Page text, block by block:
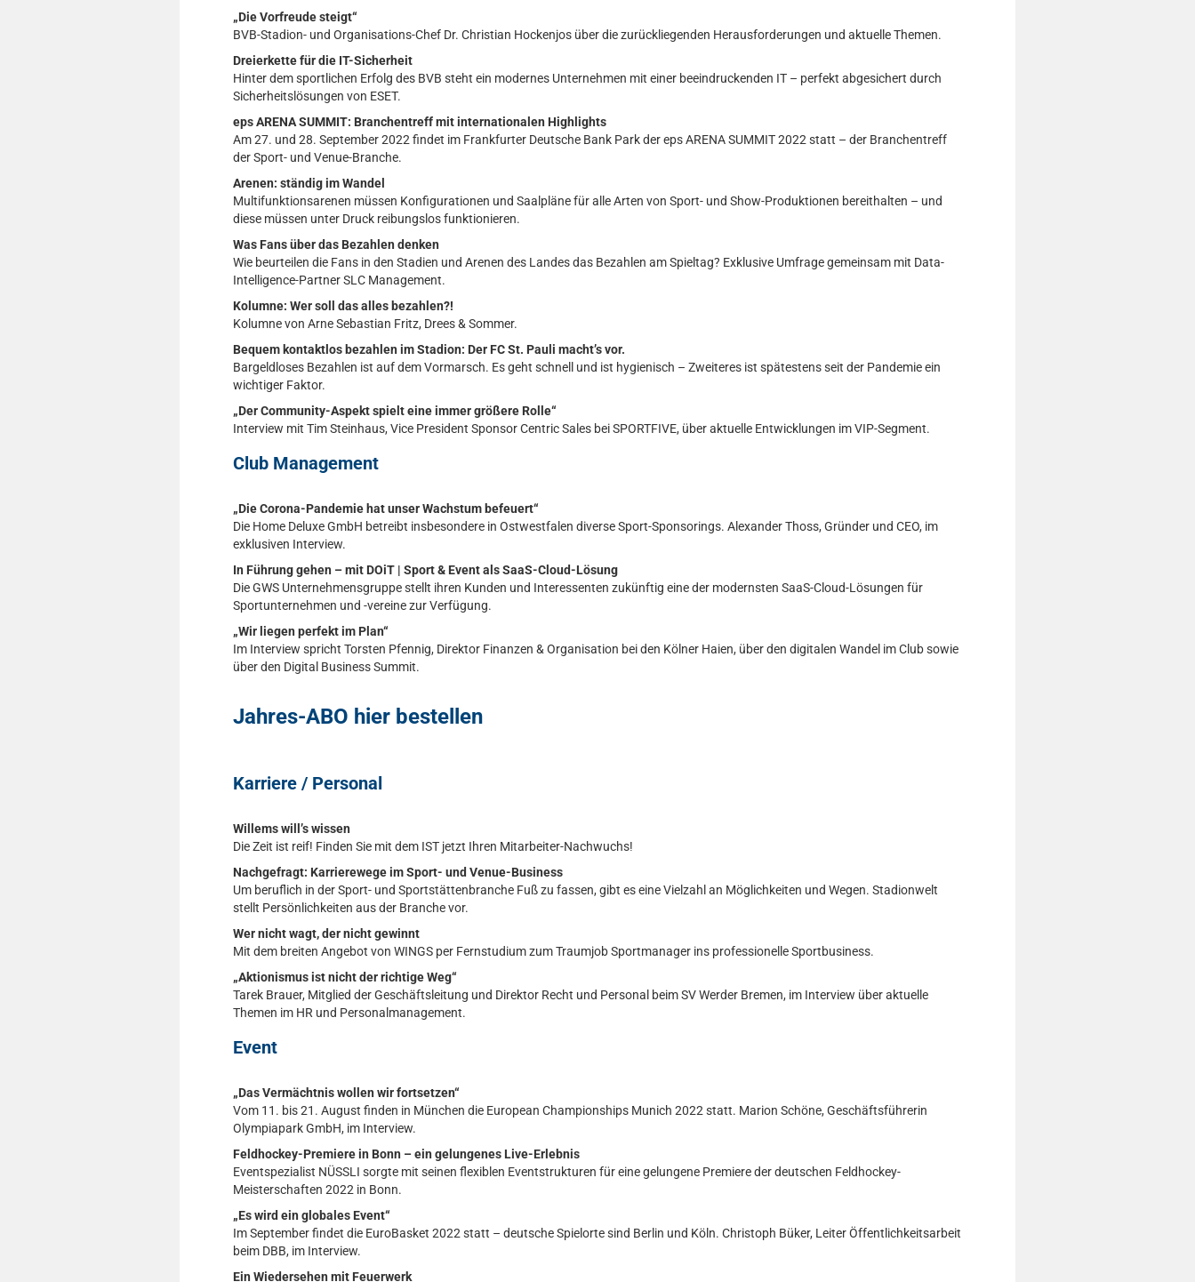
„Die Vorfreude steigt“
BVB-Stadion- und Organisations-Chef Dr. Christian Hockenjos über die zurückliegenden Herausforderungen und aktuelle Themen.
Dreierkette für die IT-Sicherheit
Hinter dem sportlichen Erfolg des BVB steht ein modernes Unternehmen mit einer beeindruckenden IT – perfekt abgesichert durch
Sicherheitslösungen von ESET.
eps ARENA SUMMIT: Branchentreff mit internationalen Highlights
Am 27. und 28. September 2022 findet im Frankfurter Deutsche Bank Park der eps ARENA SUMMIT 2022 statt – der Branchentreff
der Sport- und Venue-Branche.
Arenen: ständig im Wandel
Multifunktionsarenen müssen Konfigurationen und Saalpläne für alle Arten von Sport- und Show-Produktionen bereithalten – und
diese müssen unter Druck reibungslos funktionieren.
Was Fans über das Bezahlen denken
Wie beurteilen die Fans in den Stadien und Arenen des Landes das Bezahlen am Spieltag? Exklusive Umfrage gemeinsam mit Data-
Intelligence-Partner SLC Management.
Kolumne: Wer soll das alles bezahlen?!
Kolumne von Arne Sebastian Fritz, Drees & Sommer.
Bequem kontaktlos bezahlen im Stadion: Der FC St. Pauli macht’s vor.
Bargeldloses Bezahlen ist auf dem Vormarsch. Es geht schnell und ist hygienisch – Zweiteres ist spätestens seit der Pandemie ein
wichtiger Faktor.
„Der Community-Aspekt spielt eine immer größere Rolle“
Interview mit Tim Steinhaus, Vice President Sponsor Centric Sales bei SPORTFIVE, über aktuelle Entwicklungen im VIP-Segment.
Club Management
„Die Corona-Pandemie hat unser Wachstum befeuert“
Die Home Deluxe GmbH betreibt insbesondere in Ostwestfalen diverse Sport-Sponsorings. Alexander Thoss, Gründer und CEO, im
exklusiven Interview.
In Führung gehen – mit DOiT | Sport & Event als SaaS-Cloud-Lösung
Die GWS Unternehmensgruppe stellt ihren Kunden und Interessenten zukünftig eine der modernsten SaaS-Cloud-Lösungen für
Sportunternehmen und -vereine zur Verfügung.
„Wir liegen perfekt im Plan“
Im Interview spricht Torsten Pfennig, Direktor Finanzen & Organisation bei den Kölner Haien, über den digitalen Wandel im Club sowie
über den Digital Business Summit.
Jahres-ABO hier bestellen
Karriere / Personal
Willems will’s wissen
Die Zeit ist reif! Finden Sie mit dem IST jetzt Ihren Mitarbeiter-Nachwuchs!
Nachgefragt: Karrierewege im Sport- und Venue-Business
Um beruflich in der Sport- und Sportstättenbranche Fuß zu fassen, gibt es eine Vielzahl an Möglichkeiten und Wegen. Stadionwelt
stellt Persönlichkeiten aus der Branche vor.
Wer nicht wagt, der nicht gewinnt
Mit dem breiten Angebot von WINGS per Fernstudium zum Traumjob Sportmanager ins professionelle Sportbusiness.
„Aktionismus ist nicht der richtige Weg“
Tarek Brauer, Mitglied der Geschäftsleitung und Direktor Recht und Personal beim SV Werder Bremen, im Interview über aktuelle
Themen im HR und Personalmanagement.
Event
„Das Vermächtnis wollen wir fortsetzen“
Vom 11. bis 21. August finden in München die European Championships Munich 2022 statt. Marion Schöne, Geschäftsführerin
Olympiapark GmbH, im Interview.
Feldhockey-Premiere in Bonn – ein gelungenes Live-Erlebnis
Eventspezialist NÜSSLI sorgte mit seinen flexiblen Eventstrukturen für eine gelungene Premiere der deutschen Feldhockey-
Meisterschaften 2022 in Bonn.
„Es wird ein globales Event“
Im September findet die EuroBasket 2022 statt – deutsche Spielorte sind Berlin und Köln. Christoph Büker, Leiter Öffentlichkeitsarbeit
beim DBB, im Interview.
Ein Wiedersehen mit Feuerwerk